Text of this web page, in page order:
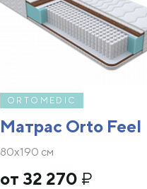
ORTOMEDIC
Матрас Orto Feel
80х190 см
от 32 270 ₽